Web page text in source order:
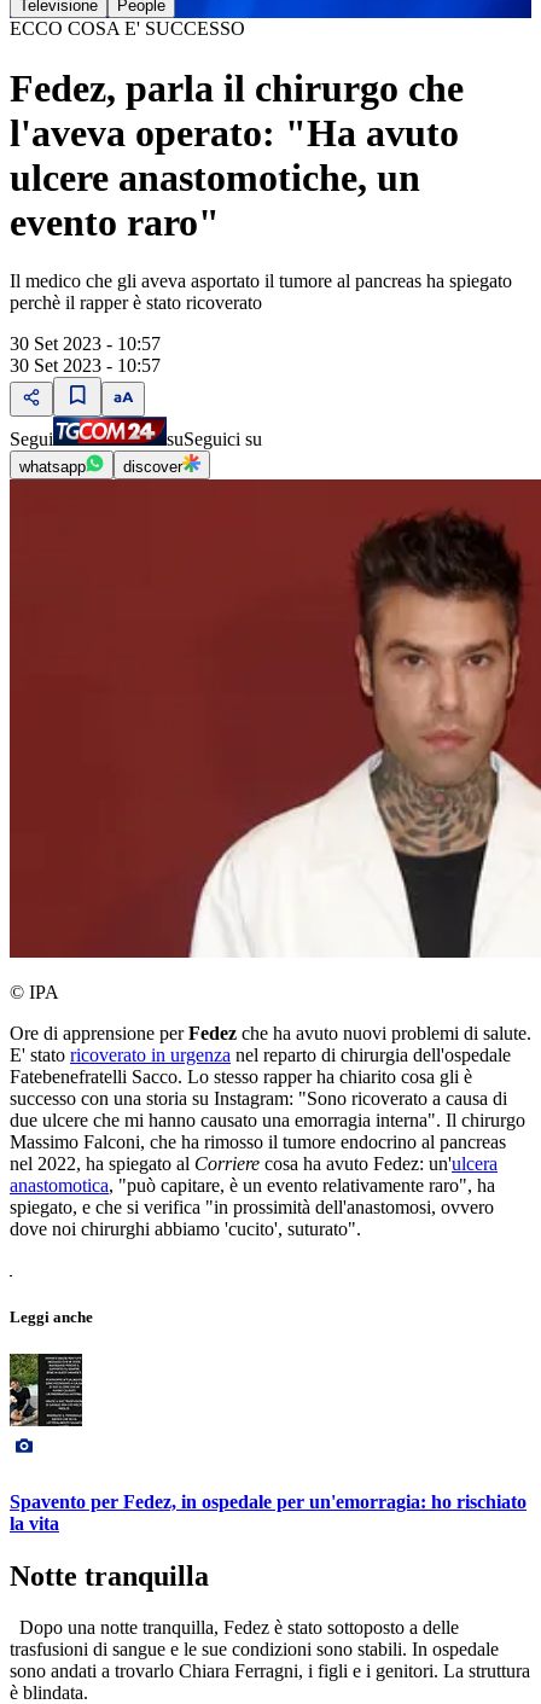
Televisione People
ECCO COSA E' SUCCESSO
Fedez, parla il chirurgo che
l'aveva operato: "Ha avuto
ulcere anastomotiche, un
evento raro"
Il medico che gli aveva asportato il tumore al pancreas ha spiegato
perchè il rapper è stato ricoverato
30 Set 2023 - 10:57
30 Set 2023 - 10:57
Segui suSeguici su
whatsapp discover
© IPA
Ore di apprensione perFedez che ha avuto nuovi problemi di salute.
E' stato ricoverato in urgenza nel reparto di chirurgia dell'ospedale
Fatebenefratelli Sacco. Lo stesso rapper ha chiarito cosa gli è
successo con una storia su Instagram: "Sono ricoverato a causa di
due ulcere che mi hanno causato una emorragia interna". Il chirurgo
Massimo Falconi, che ha rimosso il tumore endocrino al pancreas
nel 2022, ha spiegato al Corriere cosa ha avuto Fedez: un'ulcera
anastomotica, "può capitare, è un evento relativamente raro", ha
spiegato, e che si verifica "in prossimità dell'anastomosi, ovvero
dove noi chirurghi abbiamo 'cucito', suturato".
Leggi anche
Spavento per Fedez, in ospedale per un'emorragia: ho rischiato
la vita
Notte tranquilla
Dopo una notte tranquilla, Fedez è stato sottoposto a delle
trasfusioni di sangue e le sue condizioni sono stabili. In ospedale
sono andati a trovarlo Chiara Ferragni, i figli e i genitori. La struttura
è blindata.